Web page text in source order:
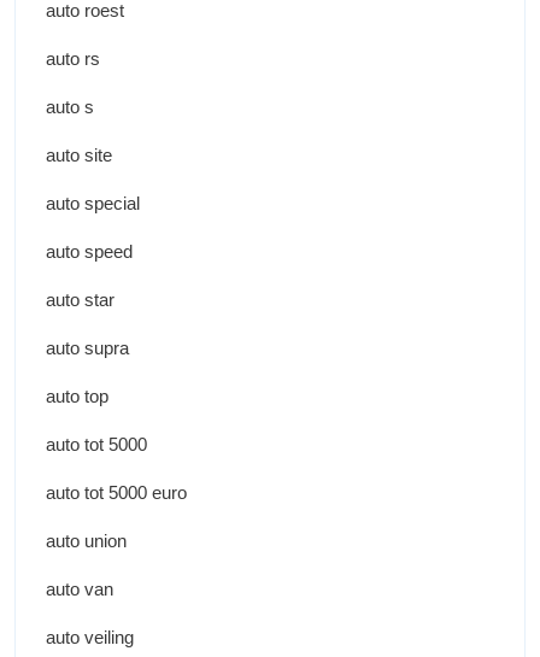
auto roest
auto rs
auto s
auto site
auto special
auto speed
auto star
auto supra
auto top
auto tot 5000
auto tot 5000 euro
auto union
auto van
auto veiling